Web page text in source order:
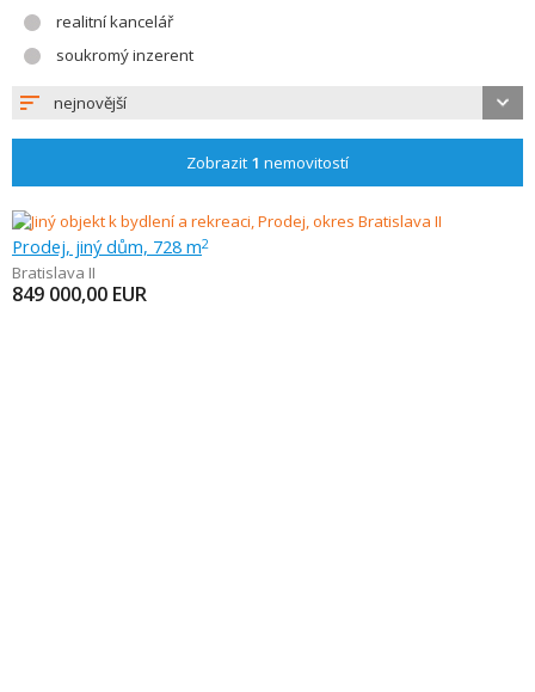
realitní kancelář
soukromý inzerent
nejnovější
Zobrazit 1 nemovitostí
Prodej, jiný dům, 728 m2
Bratislava II
849 000,00 EUR